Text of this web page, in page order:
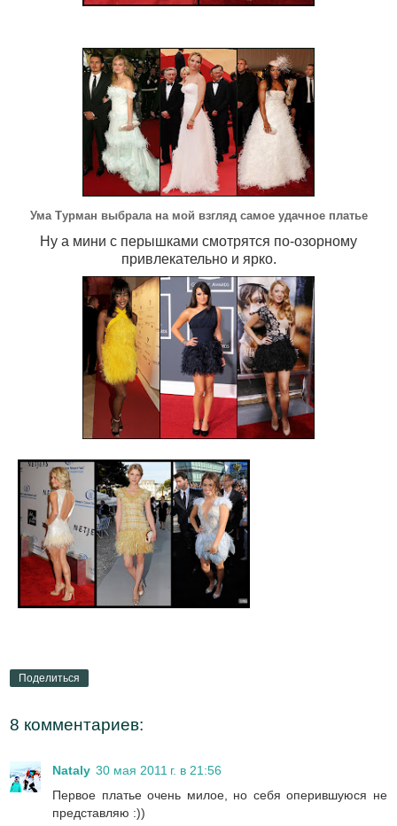
Ума Турман выбрала на мой взгляд самое удачное платье
Ну а мини с перышками смотрятся по-озорному
привлекательно и ярко.
Поделиться
8 комментариев:
Nataly 30 мая 2011 г. в 21:56
Первое платье очень милое, но себя оперившуюся не
представляю :))